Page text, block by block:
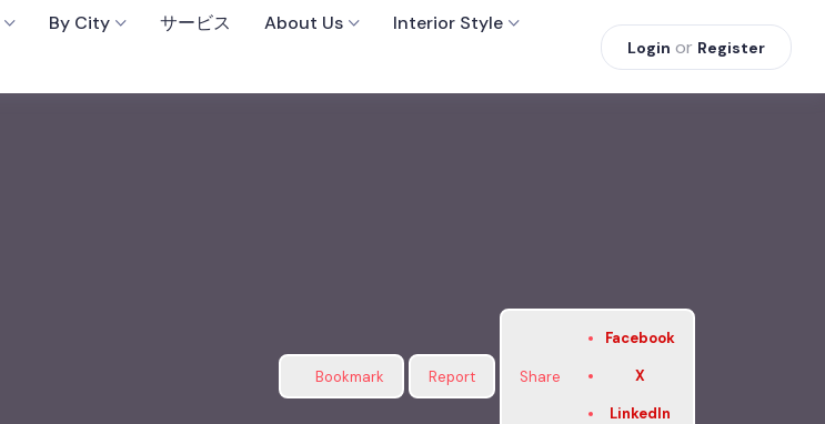
By City サービス About Us
Interior Style
Login or Register
Bookmark Report Share
Facebook
X
LinkedIn